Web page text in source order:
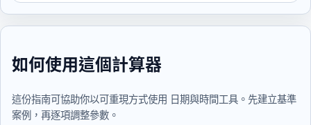
如何使用這個計算器
這份指南可協助你以可重現方式使用 日期與時間工具。先建立基準
案例，再逐項調整參數。